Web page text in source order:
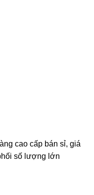
cao cấp bán sỉ, giá
số lượng lớn